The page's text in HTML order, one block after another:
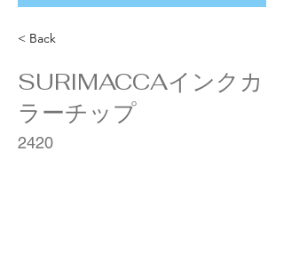
< Back
SURIMACCAインクカ
ラーチップ
2420